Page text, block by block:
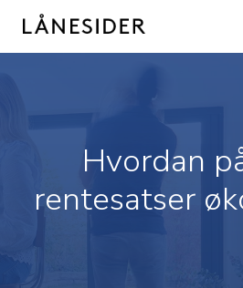
content
Hvordan
rentesatser